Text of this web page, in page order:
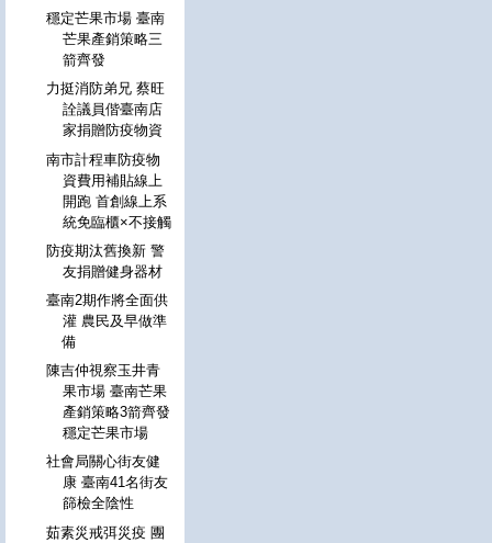
穩定芒果市場 臺南
芒果產銷策略三
箭齊發
力挺消防弟兄 蔡旺
詮議員偕臺南店
家捐贈防疫物資
南市計程車防疫物
資費用補貼線上
開跑 首創線上系
統免臨櫃×不接觸
防疫期汰舊換新 警
友捐贈健身器材
臺南2期作將全面供
灌 農民及早做準
備
陳吉仲視察玉井青
果市場 臺南芒果
產銷策略3箭齊發
穩定芒果市場
社會局關心街友健
康 臺南41名街友
篩檢全陰性
茹素災戒弭災疫 團